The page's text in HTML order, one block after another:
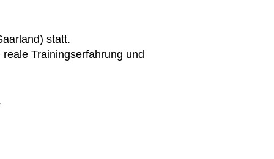
statt.
Trainingserfahrung und